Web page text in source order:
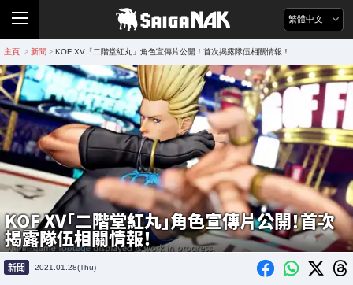
繁體中文
主頁 > 新聞 > KOF XV「二階堂紅丸」角色宣傳片公開！首次揭露隊伍相關情報！
KOF XV「二階堂紅丸」角色宣傳片公開！首次
揭露隊伍相關情報！
新聞 2021.01.28(Thu)